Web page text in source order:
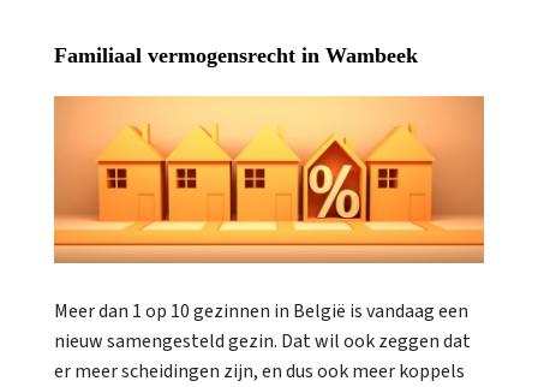
Familiaal vermogensrecht in Wambeek
Meer dan 1 op 10 gezinnen in België is vandaag een
nieuw samengesteld gezin. Dat wil ook zeggen dat
er meer scheidingen zijn, en dus ook meer koppels